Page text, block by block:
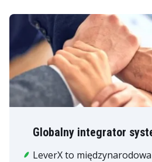
Globalny integrator
LeverX to